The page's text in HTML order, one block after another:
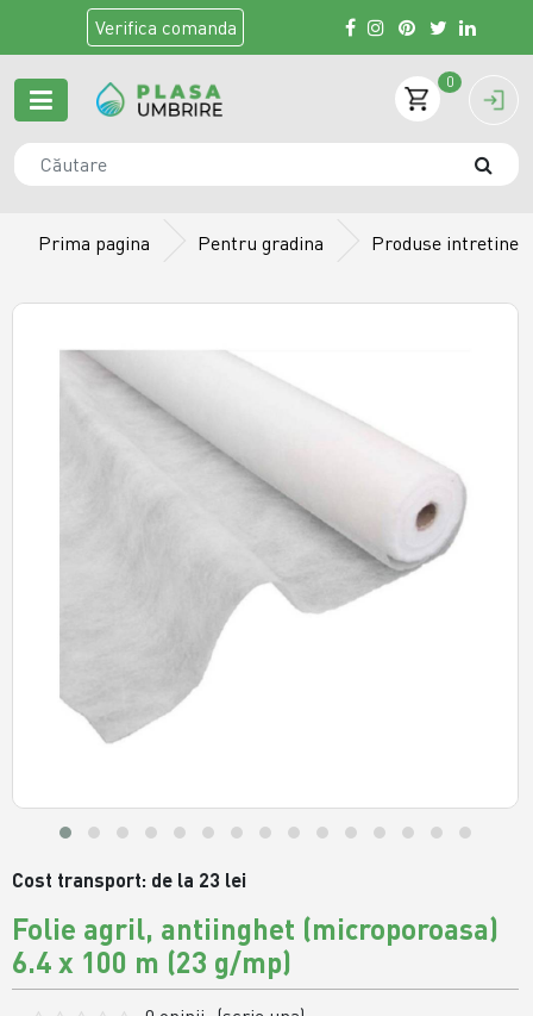
Verifica comanda
0
Prima pagina Pentru gradina Produse
Cost transport: de la 23 lei
Folie agril, antiinghet (microporoasa)
6.4 x 100 m (23 g/mp)